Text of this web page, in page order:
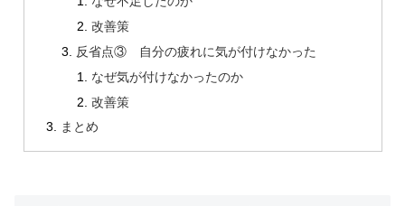
改善策
反省点③ 自分の疲れに気が付けなかった
なぜ気が付けなかったのか
改善策
まとめ